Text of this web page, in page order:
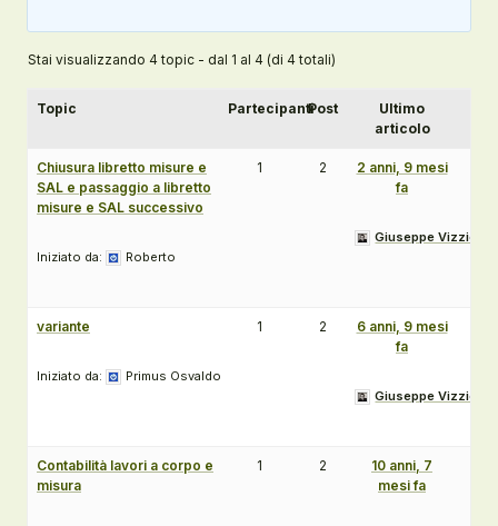
Stai visualizzando 4 topic - dal 1 al 4 (di 4 totali)
Topic PartecipantiPost
Ultimo
articolo
Chiusura libretto misure e
SAL e passaggio a libretto
misure e SAL successivo
Iniziato da: Roberto
1 2
2 anni, 9 mesi
fa
Giuseppe Vizziello
variante
Iniziato da: Primus Osvaldo
1 2
6 anni, 9 mesi
fa
Giuseppe Vizziello
Contabilità lavori a corpo e
misura
1 2
10 anni, 7
mesi fa